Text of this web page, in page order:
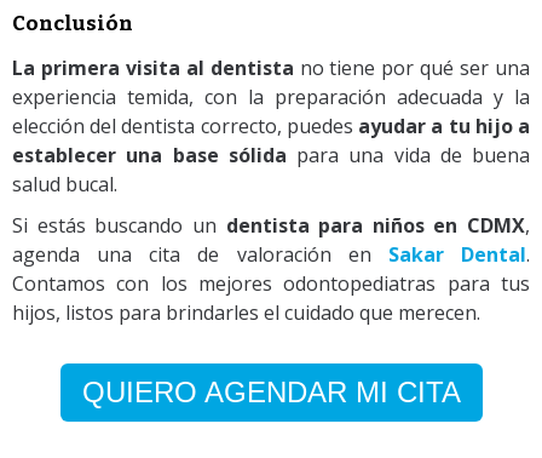
Conclusión
La primera visita al dentista no tiene por qué ser una
experiencia temida, con la preparación adecuada y la
elección del dentista correcto, puedes ayudar a tu hijo a
establecer una base sólida para una vida de buena
salud bucal.
Si estás buscando un dentista para niños en CDMX,
agenda una cita de valoración en Sakar Dental.
Contamos con los mejores odontopediatras para tus
hijos, listos para brindarles el cuidado que merecen.
QUIERO AGENDAR MI CITA